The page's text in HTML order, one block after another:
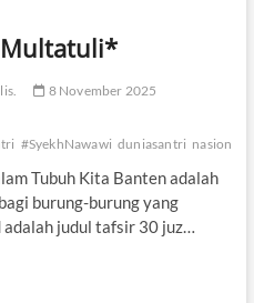
Multatuli*
8 November 2025
#SyekhNawawi duniasantri
Tubuh Kita Banten adalah
burung-burung yang
judul tafsir 30 juz…